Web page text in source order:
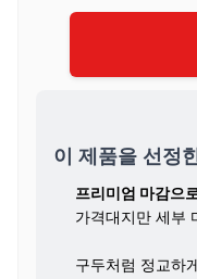
이 제품을 선정
프리미엄 마감으
가격대지만 세부
구두처럼 정교하